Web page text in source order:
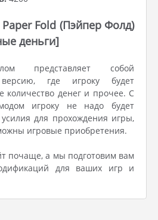
Fold (Пэйпер Фолд)
деньги]
представляет собой
версию, где игроку будет
количество денег и прочее. С
игроку не надо будет
для прохождения игры,
игровые приобретения.
почаще, а мы подготовим вам
для ваших игр и